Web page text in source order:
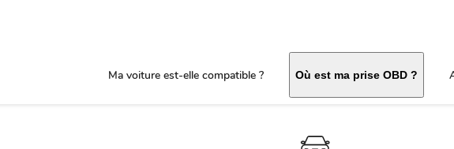
Ma voiture est-elle compatible ? Où est ma prise OBD ?